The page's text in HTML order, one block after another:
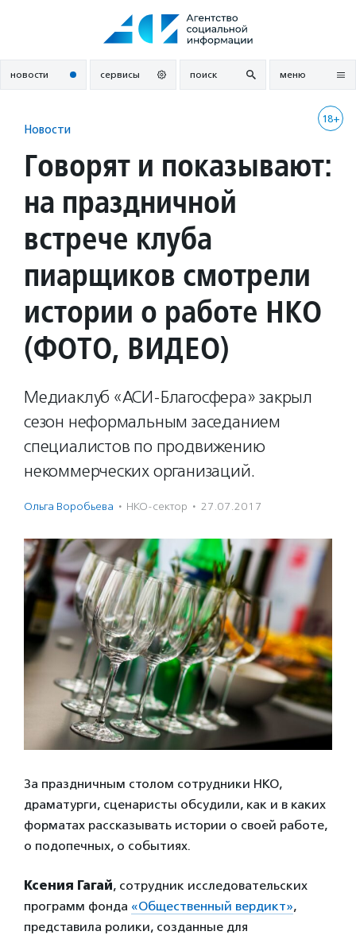
новости сервисы поиск меню
18+
Новости
Говорят и показывают:
на праздничной
встрече клуба
пиарщиков смотрели
истории о работе НКО
(ФОТО, ВИДЕО)
Медиаклуб «АСИ-Благосфера» закрыл
сезон неформальным заседанием
специалистов по продвижению
некоммерческих организаций.
Ольга Воробьева · НКО-сектор · 27.07.2017
За праздничным столом сотрудники НКО,
драматурги, сценаристы обсудили, как и в каких
форматах рассказывать истории о своей работе,
о подопечных, о событиях.
Ксения Гагай, сотрудник исследовательских
программ фонда «Общественный вердикт»,
представила ролики, созданные для